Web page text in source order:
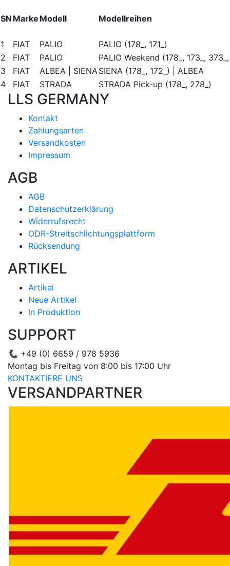
SN Marke Modell Modellreihen
1 FIAT PALIO
PALIO (178_, 171_)
2
FIAT PALIO
PALIO Weekend (178_, 173_,
3
FIAT ALBEA | SIENASIENA (178_, 172_) | ALBEA
4
FIAT STRADA STRADA Pick-up (178_, 278_)
LLS GERMANY
Kontakt
Zahlungsarten
Versandkosten
Impressum
AGB
AGB
Datenschutzerklärung
Widerrufsrecht
ODR-Streitschlichtungsplattform
Rücksendung
ARTIKEL
Artikel
Neue Artikel
In Produktion
SUPPORT
📞 +49 (0) 6659 / 978 5936
Montag bis Freitag von 8:00 bis 17:00 Uhr
KONTAKTIERE UNS
VERSANDPARTNER